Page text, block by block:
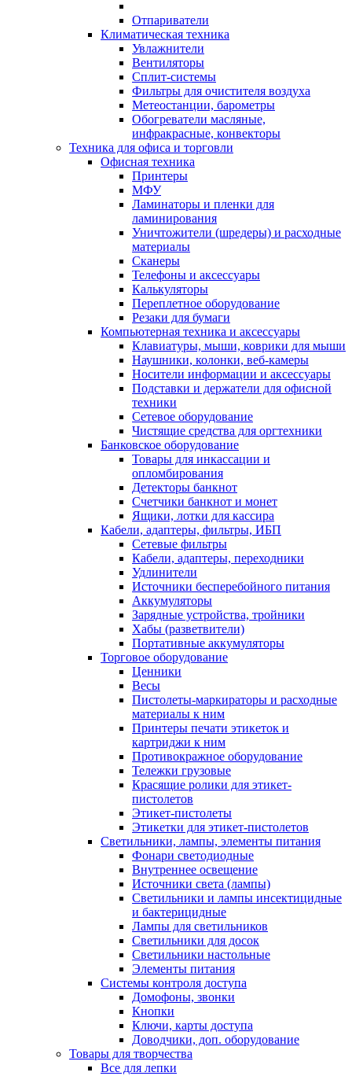
Отпариватели
Климатическая техника
Увлажнители
Вентиляторы
Сплит-системы
Фильтры для очистителя воздуха
Метеостанции, барометры
Обогреватели масляные,
инфракрасные, конвекторы
Техника для офиса и торговли
Офисная техника
Принтеры
МФУ
Ламинаторы и пленки для
ламинирования
Уничтожители (шредеры) и расходные
материалы
Сканеры
Телефоны и аксессуары
Калькуляторы
Переплетное оборудование
Резаки для бумаги
Компьютерная техника и аксессуары
Клавиатуры, мыши, коврики для мыши
Наушники, колонки, веб-камеры
Носители информации и аксессуары
Подставки и держатели для офисной
техники
Сетевое оборудование
Чистящие средства для оргтехники
Банковское оборудование
Товары для инкассации и
опломбирования
Детекторы банкнот
Счетчики банкнот и монет
Ящики, лотки для кассира
Кабели, адаптеры, фильтры, ИБП
Сетевые фильтры
Кабели, адаптеры, переходники
Удлинители
Источники бесперебойного питания
Аккумуляторы
Зарядные устройства, тройники
Хабы (разветвители)
Портативные аккумуляторы
Торговое оборудование
Ценники
Весы
Пистолеты-маркираторы и расходные
материалы к ним
Принтеры печати этикеток и
картриджи к ним
Противокражное оборудование
Тележки грузовые
Красящие ролики для этикет-
пистолетов
Этикет-пистолеты
Этикетки для этикет-пистолетов
Светильники, лампы, элементы питания
Фонари светодиодные
Внутреннее освещение
Источники света (лампы)
Светильники и лампы инсектицидные
и бактерицидные
Лампы для светильников
Светильники для досок
Светильники настольные
Элементы питания
Системы контроля доступа
Домофоны, звонки
Кнопки
Ключи, карты доступа
Доводчики, доп. оборудование
Товары для творчества
Все для лепки